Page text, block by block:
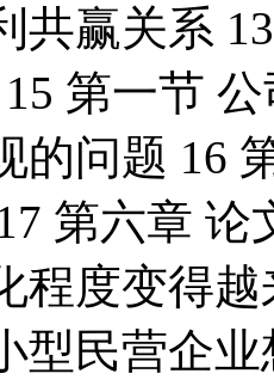
共赢关系
第一节
的问题 16
第六章 论
程度变得
型民营企